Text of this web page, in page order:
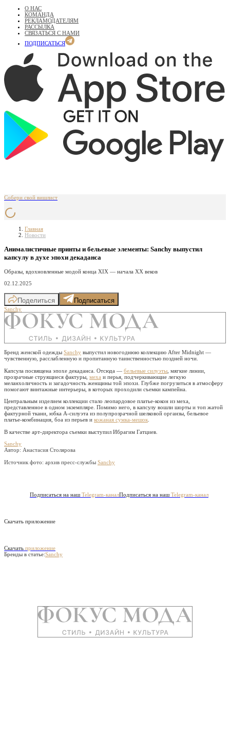
О НАС
КОМАНДА
РЕКЛАМОДАТЕЛЯМ
РАССЫЛКА
СВЯЗАТЬСЯ С НАМИ
ПОДПИСАТЬСЯ
Собери свой вишлист
Главная
Новости
Анималистичные принты и бельевые элементы: Sanchy выпустил
капсулу в духе эпохи декаданса
Образы, вдохновленные модой конца XIX — начала XX веков
02.12.2025
Поделиться Подписаться
Sanchy
Бренд женской одежды Sanchy выпустил новогоднюю коллекцию After Midnight —
чувственную, расслабленную и пропитанную таинственностью поздней ночи.
Капсула посвящена эпохе декаданса. Отсюда — бельевые силуэты , мягкие линии,
прозрачные струящиеся фактуры, меха и перья, подчеркивающие легкую
меланхоличность и загадочность женщины той эпохи. Глубже погрузиться в атмосферу
помогают винтажные интерьеры, в которых проходили съемки кампейна.
Центральным изделием коллекции стало леопардовое платье-кокон из меха,
представленное в одном экземпляре. Помимо него, в капсулу вошли шорты и топ жатой
фактурной ткани, юбка А-силуэта из полупрозрачной шелковой органзы, бельевое
платье-комбинация, боа из перьев и кожаная сумка-мешок
В качестве арт-директора съемки выступил Ибрагим Гатциев.
Sanchy
Автор: Анастасия Столярова
Источник фото: архив пресс-службы Sanchy
Подписаться на наш Telegram-каналПодписаться на наш Telegram-канал
Скачать приложение
Скачать приложение
Бренды в статье:Sanchy